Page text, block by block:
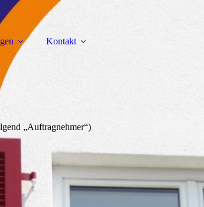
Kontakt
„Auftragnehmer“)